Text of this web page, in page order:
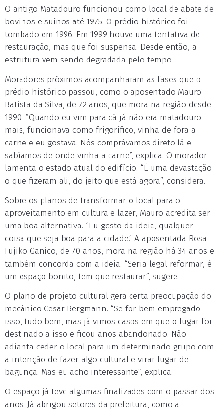
O antigo Matadouro funcionou como local de abate de
bovinos e suínos até 1975. O prédio histórico foi
tombado em 1996. Em 1999 houve uma tentativa de
restauração, mas que foi suspensa. Desde então, a
estrutura vem sendo degradada pelo tempo.
Moradores próximos acompanharam as fases que o
prédio histórico passou, como o aposentado Mauro
Batista da Silva, de 72 anos, que mora na região desde
1990. “Quando eu vim para cá já não era matadouro
mais, funcionava como frigorífico, vinha de fora a
carne e eu gostava. Nós comprávamos direto lá e
sabíamos de onde vinha a carne”, explica. O morador
lamenta o estado atual do edifício. “É uma devastação
o que fizeram ali, do jeito que está agora”, considera.
Sobre os planos de transformar o local para o
aproveitamento em cultura e lazer, Mauro acredita ser
uma boa alternativa. “Eu gosto da ideia, qualquer
coisa que seja boa para a cidade.” A aposentada Rosa
Fujiko Ganico, de 70 anos, mora na região há 34 anos e
também concorda com a ideia. “Seria legal reformar, é
um espaço bonito, tem que restaurar”, sugere.
O plano de projeto cultural gera certa preocupação do
mecânico Cesar Bergmann. “Se for bem empregado
isso, tudo bem, mas já vimos casos em que o lugar foi
destinado a isso e ficou anos abandonado. Não
adianta ceder o local para um determinado grupo com
a intenção de fazer algo cultural e virar lugar de
bagunça. Mas eu acho interessante”, explica.
O espaço já teve algumas finalizades com o passar dos
anos. Já abrigou setores da prefeitura, como a